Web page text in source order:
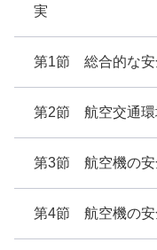
実
第1節 総合的な安
第2節 航空交通環
第3節 航空機の安
第4節 航空機の安